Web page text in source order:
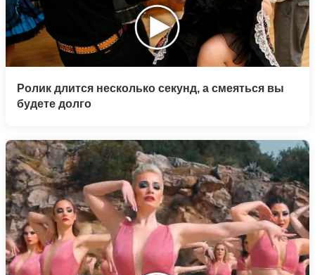
Ролик длится несколько секунд, а смеяться вы
будете долго